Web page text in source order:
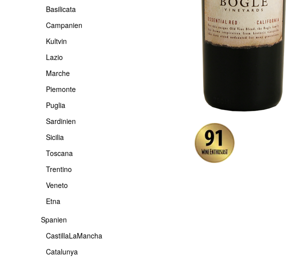
Basilicata
Campanien
Kultvin
Lazio
Marche
Piemonte
Puglia
Sardinien
Sicilia
Toscana
Trentino
Veneto
Etna
Spanien
CastillaLaMancha
Catalunya